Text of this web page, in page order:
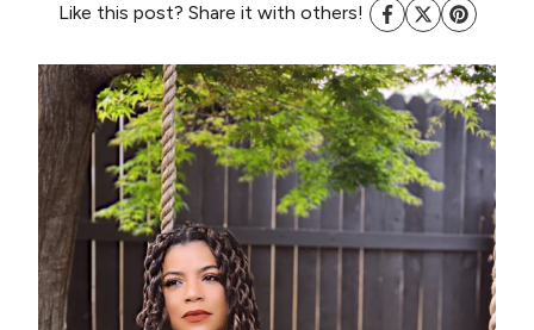
Like this post? Share it with others!